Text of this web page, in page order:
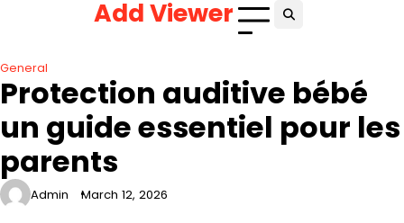
Add Viewer
General
Protection auditive bébé
un guide essentiel pour les
parents
Admin March 12, 2026